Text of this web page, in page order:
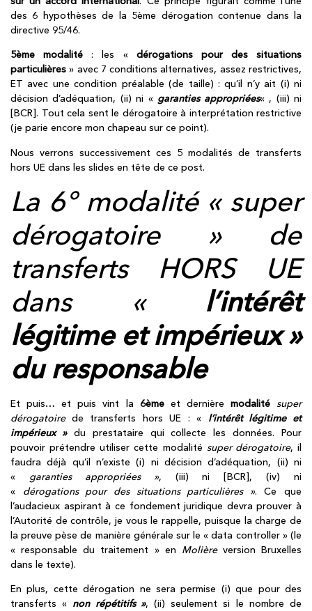
des 6 hypothèses de la 5ème dérogation contenue dans la
directive 95/46.
5ème modalité : les « dérogations pour des situations
particulières » avec 7 conditions alternatives, assez restrictives,
ET avec une condition préalable (de taille) : qu’il n’y ait (i) ni
décision d’adéquation, (ii) ni « garanties appropriées« , (iii) ni
[BCR]. Tout cela sent le dérogatoire à interprétation restrictive
(je parie encore mon chapeau sur ce point).
Nous verrons successivement ces 5 modalités de transferts
hors UE dans les slides en tête de ce post.
La 6° modalité « super
dérogatoire » de
transferts HORS UE
dans « l’intérêt
légitime et impérieux »
du responsable
Et puis… et puis vint la 6èmeet dernière modalité super
dérogatoire de transferts hors UE : « l’intérêt légitime et
impérieux »du prestataire qui collecte les données. Pour
pouvoir prétendre utiliser cette modalité super dérogatoire, il
faudra déjà qu’il n’existe (i) ni décision d’adéquation, (ii) ni
« garanties appropriées », (iii) ni [BCR], (iv) ni
« dérogations pour des situations particulières ». Ce que
l’audacieux aspirant à ce fondement juridique devra prouver à
l’Autorité de contrôle, je vous le rappelle, puisque la charge de
la preuve pèse de manière générale sur le « data controller » (le
« responsable du traitement » en Molièreversion Bruxelles
dans le texte).
En plus, cette dérogation ne sera permise (i) que pour des
transferts « non répétitifs », (ii) seulement si le nombre de